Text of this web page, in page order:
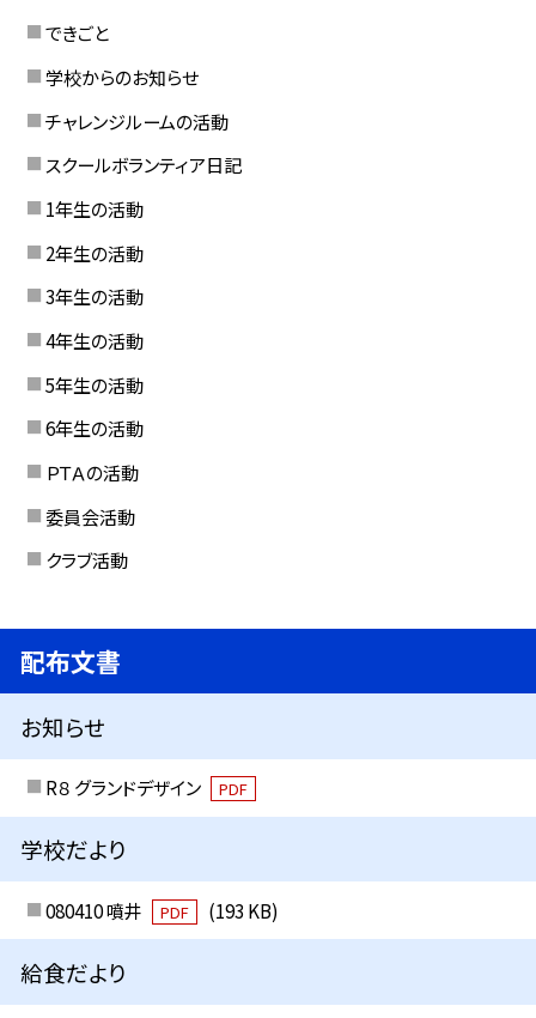
できごと
学校からのお知らせ
チャレンジルームの活動
スクールボランティア日記
1年生の活動
2年生の活動
3年生の活動
4年生の活動
5年生の活動
6年生の活動
ＰＴＡの活動
委員会活動
クラブ活動
配布文書
お知らせ
R８ グランドデザイン PDF
学校だより
080410 噴井 PDF (193 KB)
給食だより